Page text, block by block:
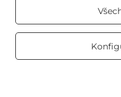
Copyright © Candle World